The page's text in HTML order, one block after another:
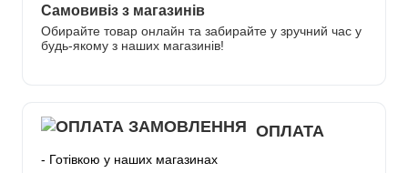
Самовивіз з магазинів
Обирайте товар онлайн та забирайте у зручний час у
будь-якому з наших магазинів!
ОПЛАТА
- Готівкою у наших магазинах